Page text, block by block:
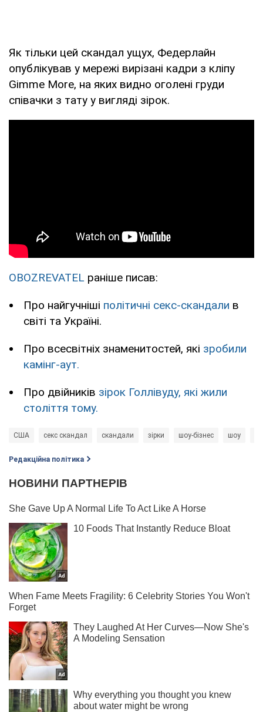
Як тільки цей скандал ущух, Федерлайн
опублікував у мережі вирізані кадри з кліпу
Gimme More, на яких видно оголені груди
співачки з тату у вигляді зірок.
OBOZREVATEL раніше писав:
Про найгучніші політичні секс-скандали в
світі та Україні.
Про всесвітніх знаменитостей, які зробили
камінг-аут.
Про двійників зірок Голлівуду, які жили
століття тому.
США секс скандал скандали зірки шоу-бізнес шоу
Редакційна політика